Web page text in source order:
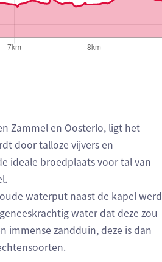
Zammel en Oosterlo, ligt het
door talloze vijvers en
ideale broedplaats voor tal van
waterput naast de kapel werd
water dat deze zou
immense zandduin, deze is dan